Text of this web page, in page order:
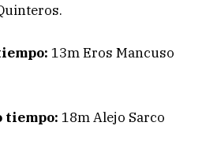
13m Eros Mancuso
tiempo: 18m Alejo Sarco